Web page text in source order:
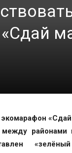
«Сдай
районами
«зелёный